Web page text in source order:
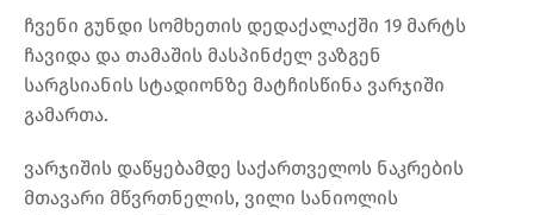
ჩვენი გუნდი სომხეთის დედაქალაქში 19 მარტს
ჩავიდა და თამაშის მასპინძელ ვაზგენ
სარგსიანის სტადიონზე მატჩისწინა ვარჯიში
გამართა.
ვარჯიშის დაწყებამდე საქართველოს ნაკრების
მთავარი მწვრთნელის, ვილი სანიოლის